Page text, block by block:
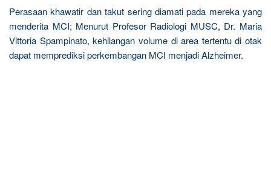
Perasaan khawatir dan takut sering diamati pada mereka yang
menderita MCI; Menurut Profesor Radiologi MUSC, Dr. Maria
Vittoria Spampinato, kehilangan volume di area tertentu di otak
dapat memprediksi perkembangan MCI menjadi Alzheimer.